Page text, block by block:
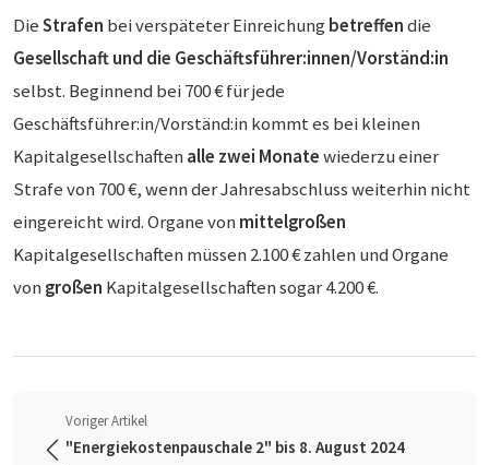
DieStrafen bei verspäteter Einreichung betreffendie
Gesellschaft und die Geschäftsführer:innen/Vorständ:in
selbst. Beginnend bei 700 € für jede
Geschäftsführer:in/Vorständ:in kommt es bei kleinen
Kapitalgesellschaften alle zwei Monatewiederzu einer
Strafe von 700 €, wenn der Jahresabschluss weiterhin nicht
eingereicht wird. Organe von mittelgroßen
Kapitalgesellschaften müssen 2.100 € zahlen und Organe
von großen Kapitalgesellschaften sogar 4.200 €.
Voriger Artikel
"Energiekostenpauschale 2" bis 8. August 2024